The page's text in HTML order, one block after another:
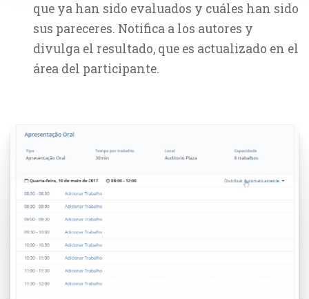
que ya han sido evaluados y cuáles han sido
sus pareceres. Notifica a los autores y
divulga el resultado, que es actualizado en el
área del participante.